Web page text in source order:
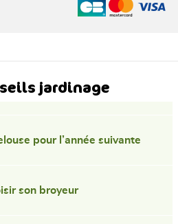
jardinage
pour l’année suivante
son broyeur